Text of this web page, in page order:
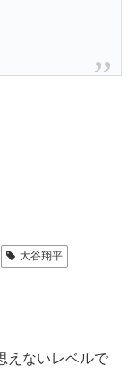
大谷翔平
えないレベルで